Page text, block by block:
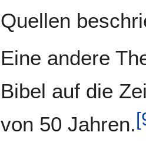
Quellen
Eine andere
Bibel auf die
von 50 Jahren.[